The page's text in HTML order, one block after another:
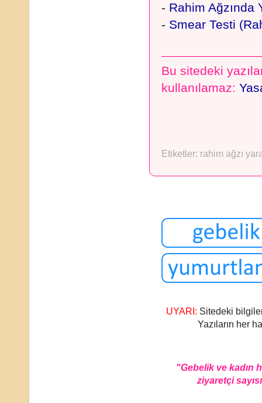
- Rahim Ağzında
- Smear Testi
Bu sitedeki
kullanılamaz:
Etiketler: rahim ağzı
UYARI: Sitedeki
Yazıların her
"Gebelik ve kadın
ziyaretçi